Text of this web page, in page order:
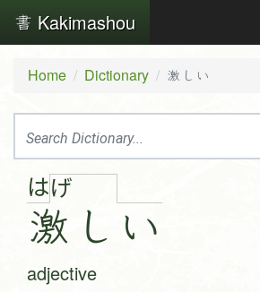
Kakimashou
Home Dictionary 激しい
はげ
激 し い
adjective